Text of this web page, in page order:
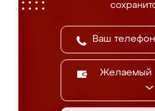
Желаемый